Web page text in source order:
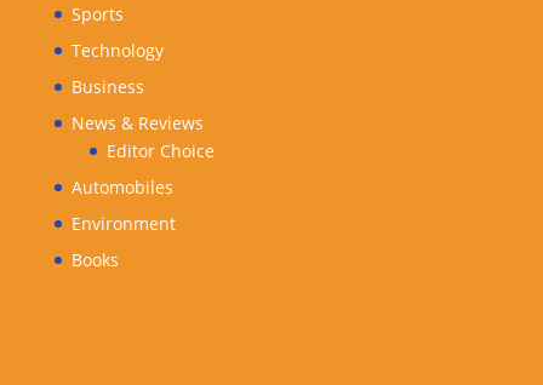
Sports
Technology
Business
News & Reviews
Editor Choice
Automobiles
Environment
Books